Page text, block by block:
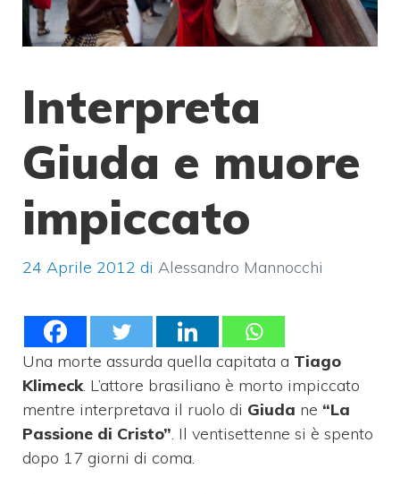
Interpreta
Giuda e muore
impiccato
24 Aprile 2012 di Alessandro Mannocchi
Una morte assurda quella capitata a Tiago
Klimeck . L’attore brasiliano è morto impiccato
mentre interpretava il ruolo di Giuda ne “La
Passione di Cristo” . Il ventisettenne si è spento
dopo 17 giorni di coma.